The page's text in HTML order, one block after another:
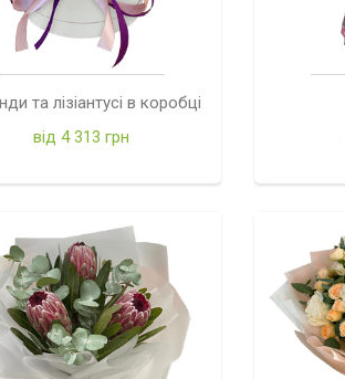
та лізіантусі в коробці
від 4 313 грн